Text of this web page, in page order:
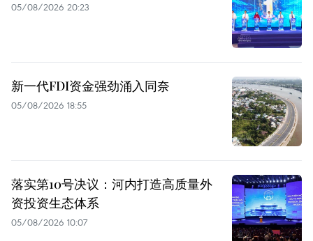
05/08/2026 20:23
新一代FDI资金强劲涌入同奈
05/08/2026 18:55
落实第10号决议：河内打造高质量外
资投资生态体系
05/08/2026 10:07